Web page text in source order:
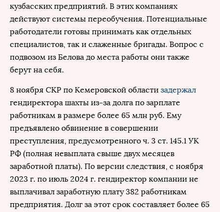
кузбасских предприятий. В этих компаниях
действуют системы переобучения. Потенциальные
работодатели готовы принимать как отдельных
специалистов, так и слаженные бригады. Вопрос с
подвозом из Белова до места работы они также
берут на себя.
8 ноября СКР по Кемеровской области задержал
гендиректора шахты из-за долга по зарплате
работникам в размере более 65 млн руб. Ему
предъявлено обвинение в совершении
преступления, предусмотренного ч. 3 ст. 145.1 УК
РФ (полная невыплата свыше двух месяцев
заработной платы). По версии следствия, с ноября
2023 г. по июль 2024 г. гендиректор компании не
выплачивал заработную плату 382 работникам
предприятия. Долг за этот срок составляет более 65